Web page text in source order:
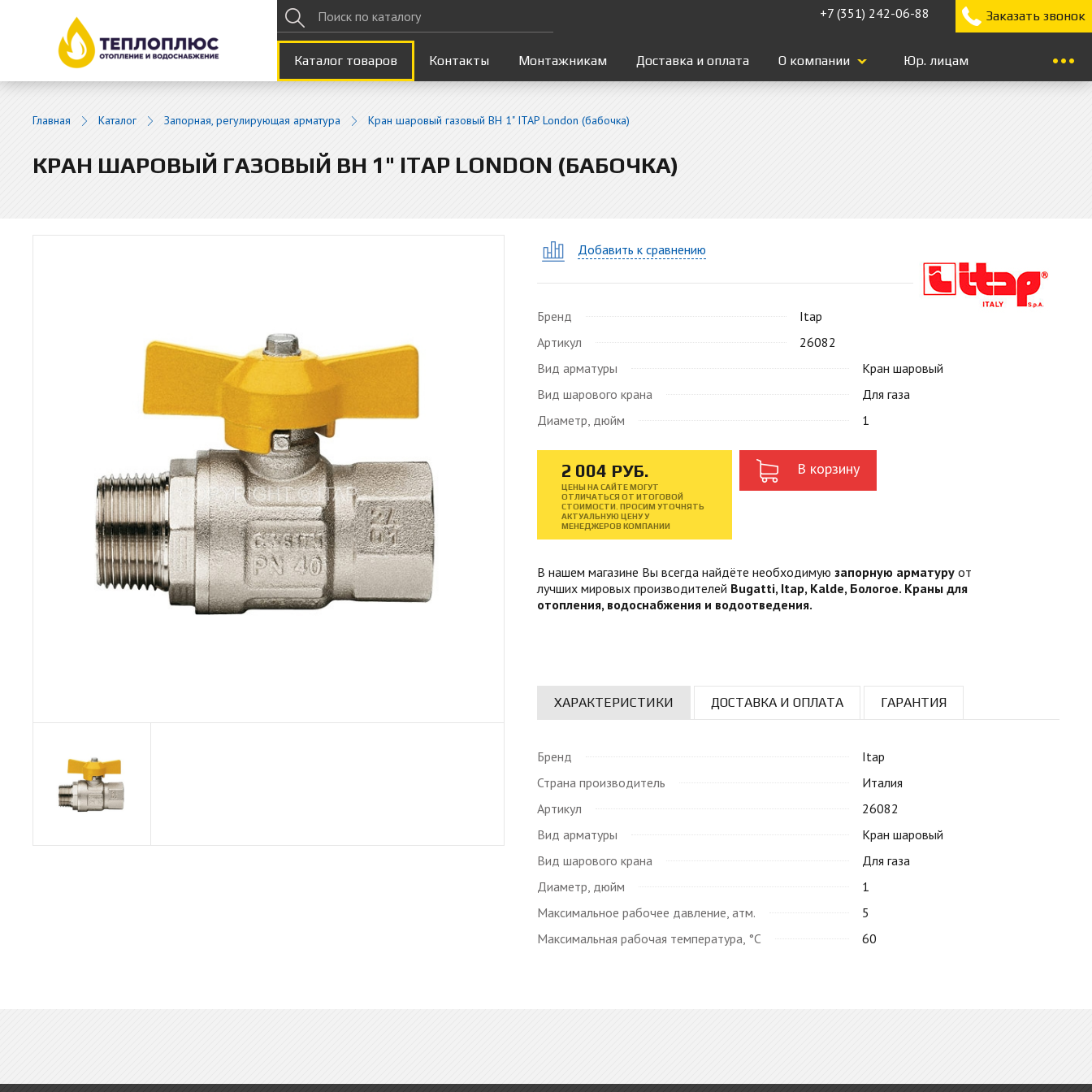
+7 (351) 242-06-88 Заказать звонок
Каталог товаров Контакты Монтажникам Доставка и оплата О компании Юр. лицам
Главная Каталог Запорная, регулирующая арматура Кран шаровый газовый ВН 1" ITAP London (бабочка)
КРАН ШАРОВЫЙ ГАЗОВЫЙ ВН 1" ITAP LONDON (БАБОЧКА)
Добавить к сравнению
Бренд
Itap
Артикул
26082
Вид арматуры
Кран шаровый
Вид шарового крана
Для газа
Диаметр, дюйм
1
2 004 РУБ.
ЦЕНЫ НА САЙТЕ МОГУТ
ОТЛИЧАТЬСЯ ОТ ИТОГОВОЙ
СТОИМОСТИ. ПРОСИМ УТОЧНЯТЬ
АКТУАЛЬНУЮ ЦЕНУ У
МЕНЕДЖЕРОВ КОМПАНИИ
В корзину
В нашем магазине Вы всегда найдёте необходимуюзапорную арматуру от
лучших мировых производителей Bugatti, Itap, Kalde, Бологое. Краны для
отопления, водоснабжения и водоотведения.
ХАРАКТЕРИСТИКИ ДОСТАВКА И ОПЛАТА ГАРАНТИЯ
Бренд
Itap
Страна производитель
Италия
Артикул
26082
Вид арматуры
Кран шаровый
Вид шарового крана
Для газа
Диаметр, дюйм
1
Максимальное рабочее давление, атм.
5
Максимальная рабочая температура, °C
60